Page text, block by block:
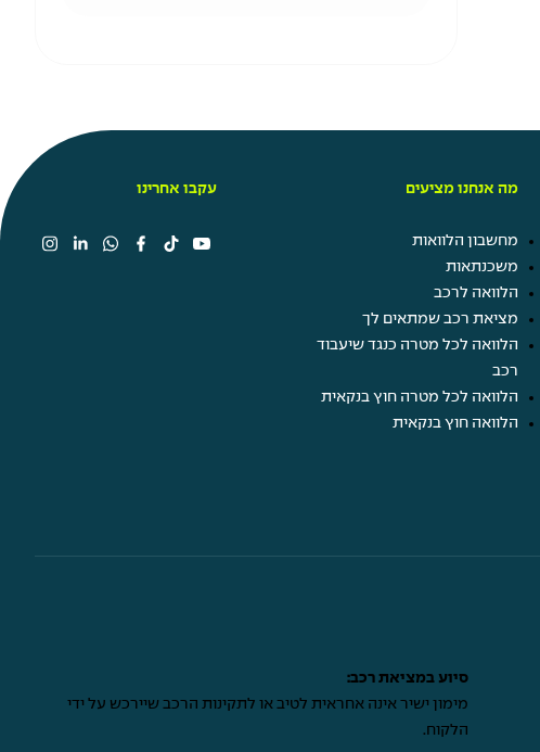
מה אנחנו מציעים
מחשבון הלוואות
משכנתאות
הלוואה לרכב
מציאת רכב שמתאים לך
הלוואה לכל מטרה כנגד שיעבוד
רכב
הלוואה לכל מטרה חוץ בנקאית
הלוואה חוץ בנקאית
עקבו אחרינו
סיוע במציאת רכב:
מימון ישיר אינה אחראית לטיב או לתקינות הרכב שיירכש על ידי
הלקוח.